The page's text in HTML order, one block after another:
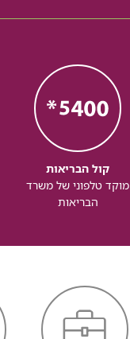
קול הבריאות
מוקד טלפוני של משרד
הבריאות